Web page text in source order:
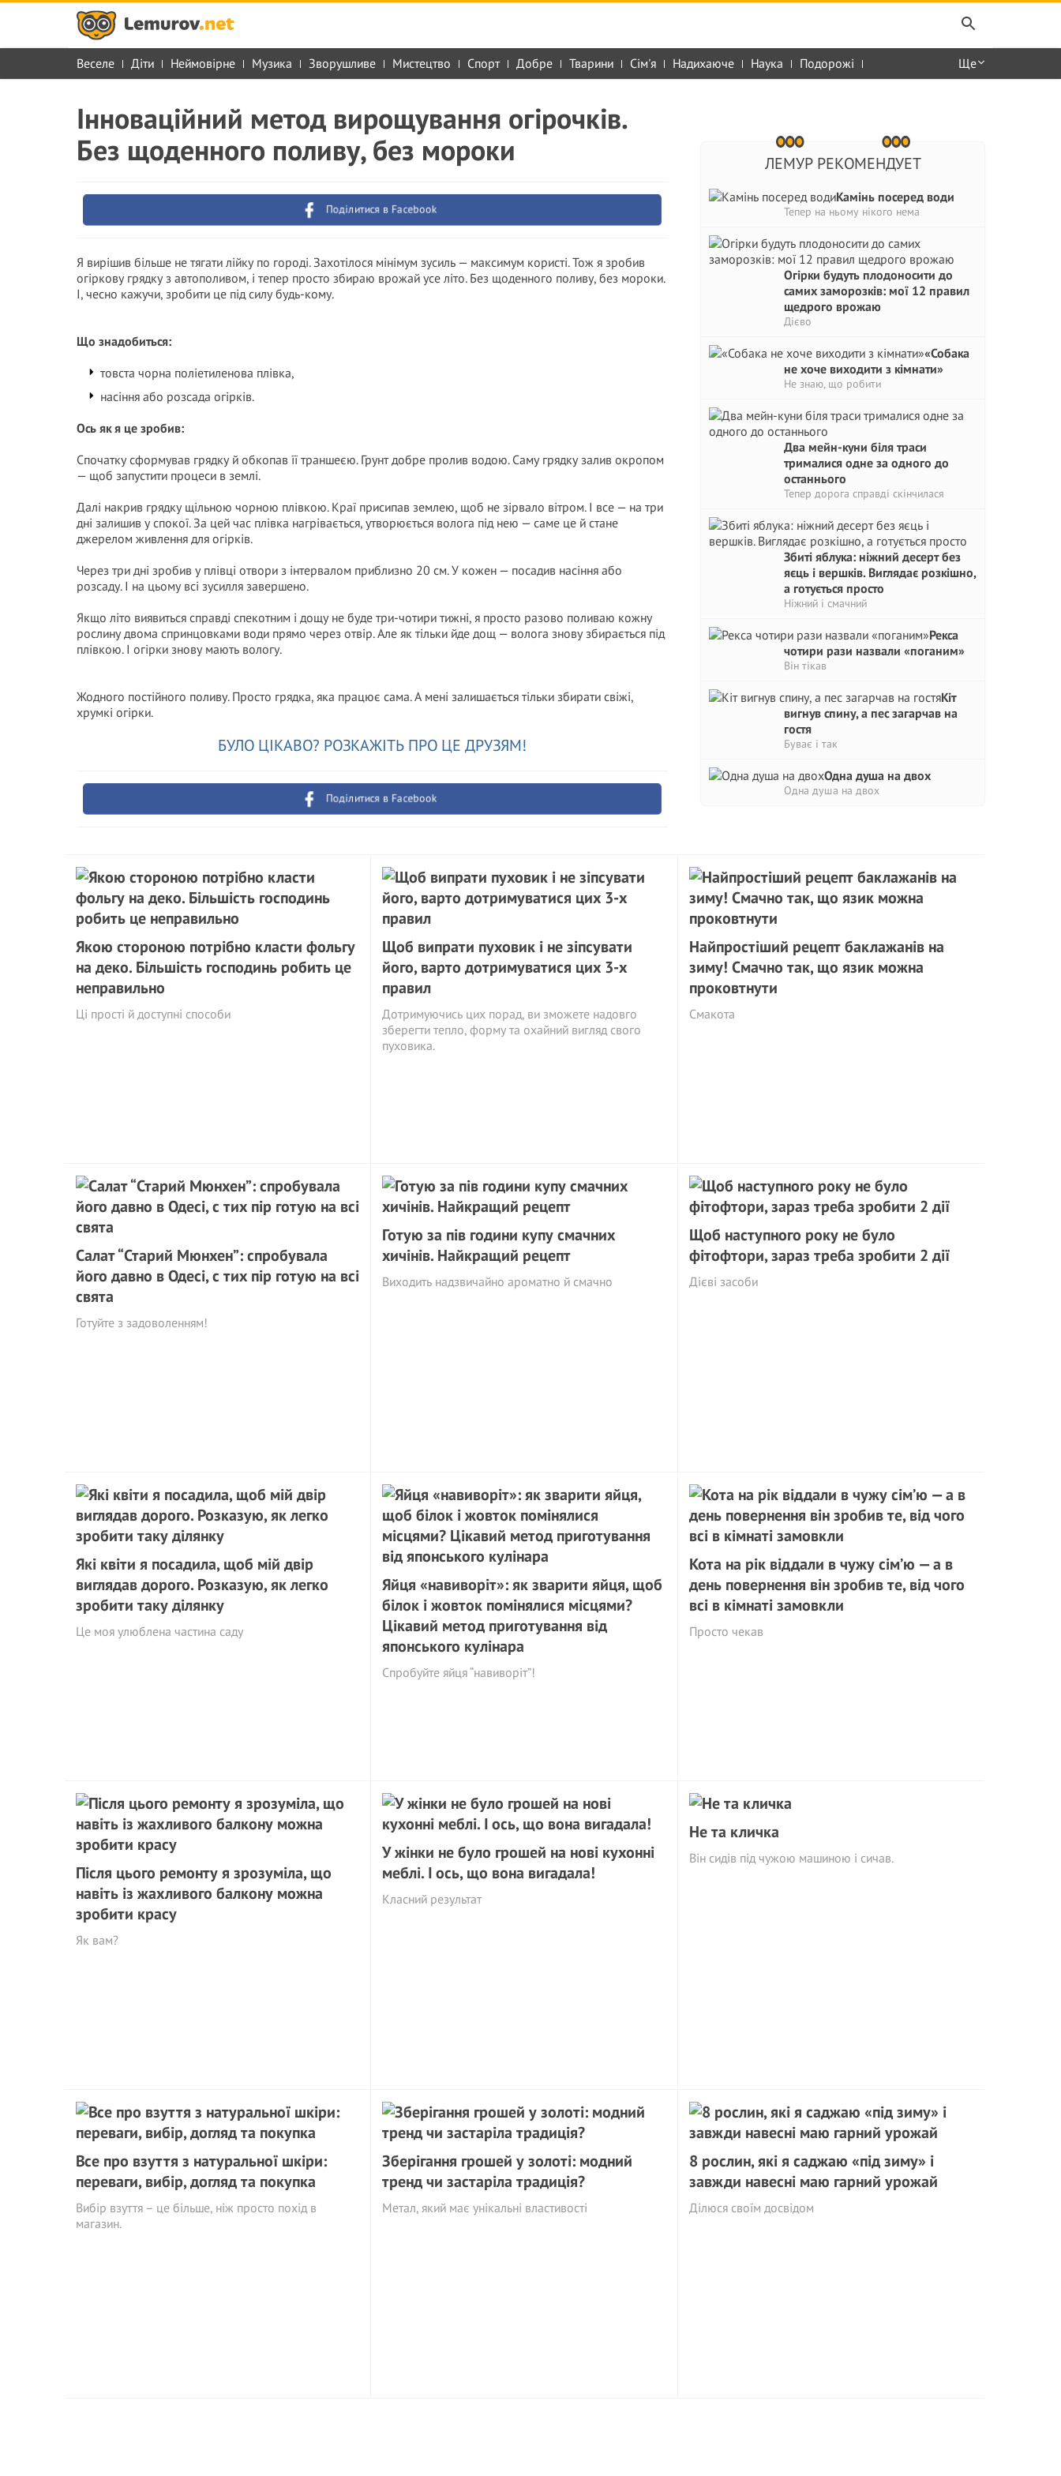
Веселе Діти Неймовірне Музика Зворушливе Мистецтво Спорт Добре Тварини Сім'я Надихаюче Наука Подорожі Ще
ЛЕМУР РЕКОМЕНДУЕТ
Камінь посеред води
Тепер на ньому нікого нема
Огірки будуть плодоносити до
самих заморозків: мої 12 правил
щедрого врожаю
Дієво
«Собака
не хоче виходити з кімнати»
Не знаю, що робити
Два мейн-куни біля траси
трималися одне за одного до
останнього
Тепер дорога справді скінчилася
Збиті яблука: ніжний десерт без
яєць і вершків. Виглядає розкішно,
а готується просто
Ніжний і смачний
Рекса
чотири рази назвали «поганим»
Він тікав
Кіт
вигнув спину, а пес загарчав на
гостя
Буває і так
Одна душа на двох
Одна душа на двох
Інноваційний метод вирощування огірочків.
Без щоденного поливу, без мороки
Поділитися в Facebook
Я вирішив більше не тягати лійку по городі. Захотілося мінімум зусиль — максимум користі. Тож я зробив
огіркову грядку з автополивом, і тепер просто збираю врожай усе літо. Без щоденного поливу, без мороки.
І, чесно кажучи, зробити це під силу будь-кому.
Що знадобиться:
товста чорна поліетиленова плівка,
насіння або розсада огірків.
Ось як я це зробив:
Спочатку сформував грядку й обкопав її траншеєю. Грунт добре пролив водою. Саму грядку залив окропом
— щоб запустити процеси в землі.
Далі накрив грядку щільною чорною плівкою. Краї присипав землею, щоб не зірвало вітром. І все — на три
дні залишив у спокої. За цей час плівка нагрівається, утворюється волога під нею — саме це й стане
джерелом живлення для огірків.
Через три дні зробив у плівці отвори з інтервалом приблизно 20 см. У кожен — посадив насіння або
розсаду. І на цьому всі зусилля завершено.
Якщо літо виявиться справді спекотним і дощу не буде три-чотири тижні, я просто разово поливаю кожну
рослину двома спринцовками води прямо через отвір. Але як тільки йде дощ — волога знову збирається під
плівкою. І огірки знову мають вологу.
Жодного постійного поливу. Просто грядка, яка працює сама. А мені залишається тільки збирати свіжі,
хрумкі огірки.
БУЛО ЦІКАВО? РОЗКАЖІТЬ ПРО ЦЕ ДРУЗЯМ!
Поділитися в Facebook
Якою стороною потрібно класти фольгу
на деко. Більшість господинь робить це
неправильно
Ці прості й доступні способи
Щоб випрати пуховик і не зіпсувати
його, варто дотримуватися цих 3-х
правил
Дотримуючись цих порад, ви зможете надовго
зберегти тепло, форму та охайний вигляд свого
пуховика.
Найпростіший рецепт баклажанів на
зиму! Смачно так, що язик можна
проковтнути
Смакота
Салат “Старий Мюнхен”: спробувала
його давно в Одесі, с тих пір готую на всі
свята
Готуйте з задоволенням!
Готую за пів години купу смачних
хичінів. Найкращий рецепт
Виходить надзвичайно ароматно й смачно
Щоб наступного року не було
фітофтори, зараз треба зробити 2 дії
Дієві засоби
Які квіти я посадила, щоб мій двір
виглядав дорого. Розказую, як легко
зробити таку ділянку
Це моя улюблена частина саду
Яйця «навиворіт»: як зварити яйця, щоб
білок і жовток помінялися місцями?
Цікавий метод приготування від
японського кулінара
Спробуйте яйця “навиворіт”!
Кота на рік віддали в чужу сім’ю — а в
день повернення він зробив те, від чого
всі в кімнаті замовкли
Просто чекав
Після цього ремонту я зрозуміла, що
навіть із жахливого балкону можна
зробити красу
Як вам?
У жінки не було грошей на нові кухонні
меблі. І ось, що вона вигадала!
Класний результат
Не та кличка
Він сидів під чужою машиною і сичав.
Все про взуття з натуральної шкіри:
переваги, вибір, догляд та покупка
Вибір взуття – це більше, ніж просто похід в
магазин.
Зберігання грошей у золоті: модний
тренд чи застаріла традиція?
Метал, який має унікальні властивості
8 рослин, які я саджаю «під зиму» і
завжди навесні маю гарний урожай
Ділюся своїм досвідом